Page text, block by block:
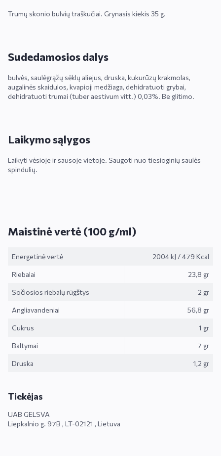
Trumų skonio bulvių traškučiai. Grynasis kiekis 35 g.
Sudedamosios dalys
bulvės, saulėgrąžų sėklų aliejus, druska, kukurūzų krakmolas,
augalinės skaidulos, kvapioji medžiaga, dehidratuoti grybai,
dehidratuoti trumai (tuber aestivum vitt.) 0,03%. Be glitimo.
Laikymo sąlygos
Laikyti vėsioje ir sausoje vietoje. Saugoti nuo tiesioginių saulės
spindulių.
Maistinė vertė (100 g/ml)
Energetinė vertė 2004 kJ /479 Kcal
Riebalai 23,8 gr
Sočiosios riebalų rūgštys 2 gr
Angliavandeniai 56,8 gr
Cukrus 1 gr
Baltymai 7 gr
Druska 1,2 gr
Tiekėjas
UAB GELSVA
Liepkalnio g. 97B , LT-02121 , Lietuva